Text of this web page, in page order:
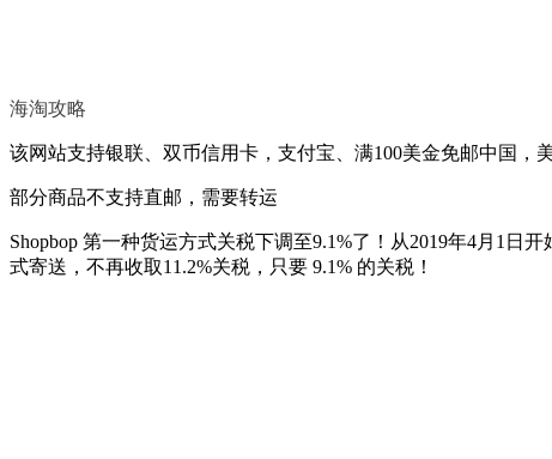
海淘攻略
该网站支持银联、双币信用卡，支付宝、满100美金免邮中国，
部分商品不支持直邮，需要转运
Shopbop 第一种货运方式关税下调至9.1%了！从2019年4月1日
式寄送，不再收取11.2%关税，只要 9.1% 的关税！